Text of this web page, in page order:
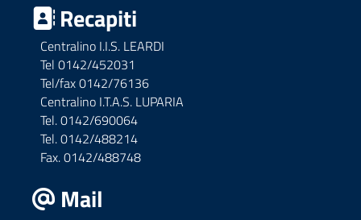
Recapiti
Centralino I.I.S. LEARDI
Tel 0142/452031
Tel/fax 0142/76136
Centralino I.T.A.S. LUPARIA
Tel. 0142/690064
Tel. 0142/488214
Fax. 0142/488748
Mail